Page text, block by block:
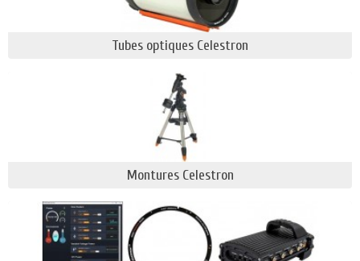
environ trois minutes et ne nécessite
absolument aucune intervention de
l'utilisateur.
Starsense Explorer :
reconnaissance du ciel de StarSense Explorer
a révolutionné le télescope manuel car de
nombreux astronomes se découragent parce
qu'ils ne savent pas où le pointer pour voir des
planètes, des amas d'étoiles, des nébuleuses
exactement quels objets célestes sont
actuellement visibles dans le ciel nocturne et
où le déplacer pour placer ces objets dans
Tubes optiques Celestron
Montures Celestron